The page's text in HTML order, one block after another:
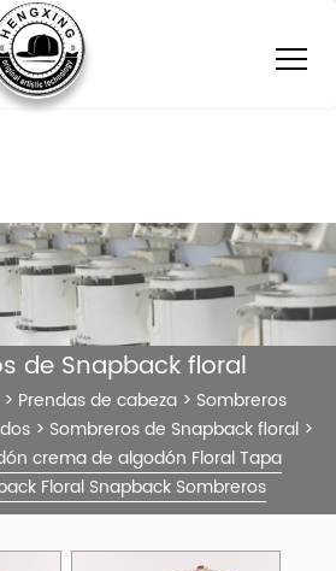
de Snapback floral
> Prendas de cabeza > Sombreros
> Sombreros de Snapback floral>
crema de algodón Floral Tapa
Floral Snapback Sombreros